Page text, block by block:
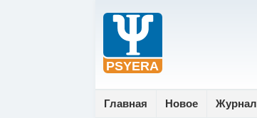
Главная Новое Журнал